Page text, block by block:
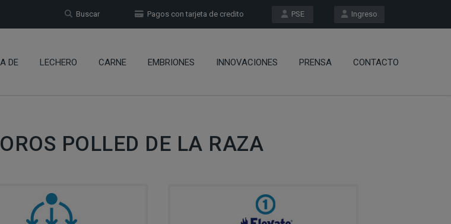
Ingreso
PSE
Pagos con tarjeta de credito
Buscar
DE LECHERO CARNE EMBRIONES INNOVACIONES PRENSA CONTACTO
POLLED DE LA RAZA